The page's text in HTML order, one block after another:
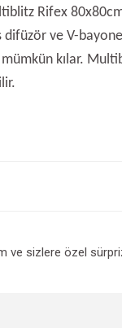
Rifex
difüzör ve V-
kılar.
ve sizlere özel